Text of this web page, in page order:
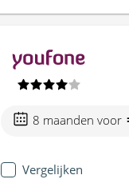
8 maanden voor
Vergelijken